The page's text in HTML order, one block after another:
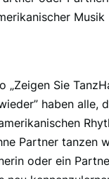
Musik
„Zeigen Sie
haben alle,
Partner tanzen
oder ein